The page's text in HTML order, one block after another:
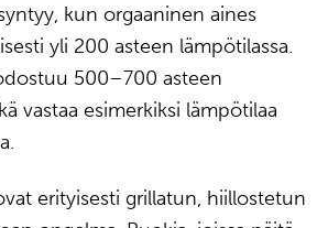
kun orgaaninen aines
yli 200 asteen lämpötilassa.
500–700 asteen
vastaa esimerkiksi lämpötilaa
erityisesti grillatun, hiillostetun